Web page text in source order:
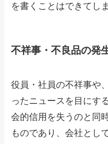
を書くことはできてし
不祥事・不良品の発
役員・社員の不祥事や
ったニュースを目にす
会的信用を失うのと同
ものであり、会社とし